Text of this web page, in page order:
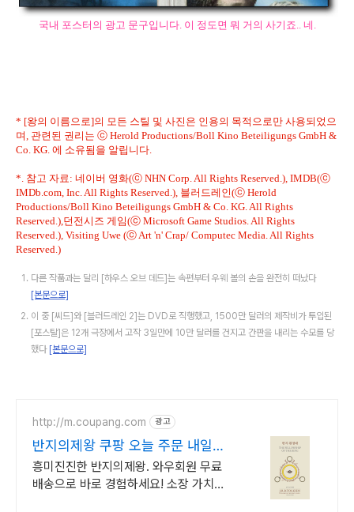
국내 포스터의 광고 문구입니다. 이 정도면 뭐 거의 사기죠.. 네.
* [왕의 이름으로]의 모든 스틸 및 사진은 인용의 목적으로만 사용되었으
며, 관련된 권리는 ⓒ Herold Productions/Boll Kino Beteiligungs GmbH &
Co. KG. 에 소유됨을 알립니다.
*. 참고 자료: 네이버 영화(ⓒ NHN Corp. All Rights Reserved.), IMDB(ⓒ
IMDb.com, Inc. All Rights Reserved.), 블러드레인(ⓒ Herold
Productions/Boll Kino Beteiligungs GmbH & Co. KG. All Rights
Reserved.),던전시즈 게임(ⓒ Microsoft Game Studios. All Rights
Reserved.), Visiting Uwe (ⓒ Art 'n' Crap/ Computec Media. All Rights
Reserved.)
다른 작품과는 달리 [하우스 오브 데드]는 속편부터 우웨 볼의 손을 완전히 떠났다
[본문으로]
이 중 [씨드]와 [블러드레인 2]는 DVD로 직행했고, 1500만 달러의 제작비가 투입된
[포스탈]은 12개 극장에서 고작 3일만에 10만 달러를 건지고 간판을 내리는 수모를 당
했다 [본문으로]
http://m.coupang.com 광고
반지의제왕 쿠팡 오늘 주문 내일
도착
흥미진진한 반지의제왕. 와우회원 무료
배송으로 바로 경험하세요! 소장 가치